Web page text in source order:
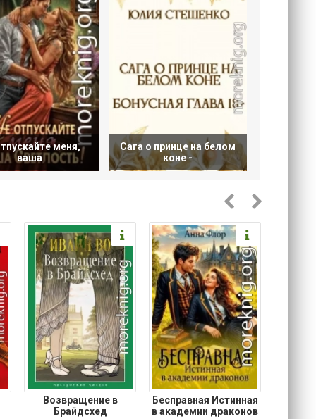
меня,
ваша
Сага о принце на белом
коне -
Возвращение в
Брайдсхед
Бесправная Истинная
в академии драконов